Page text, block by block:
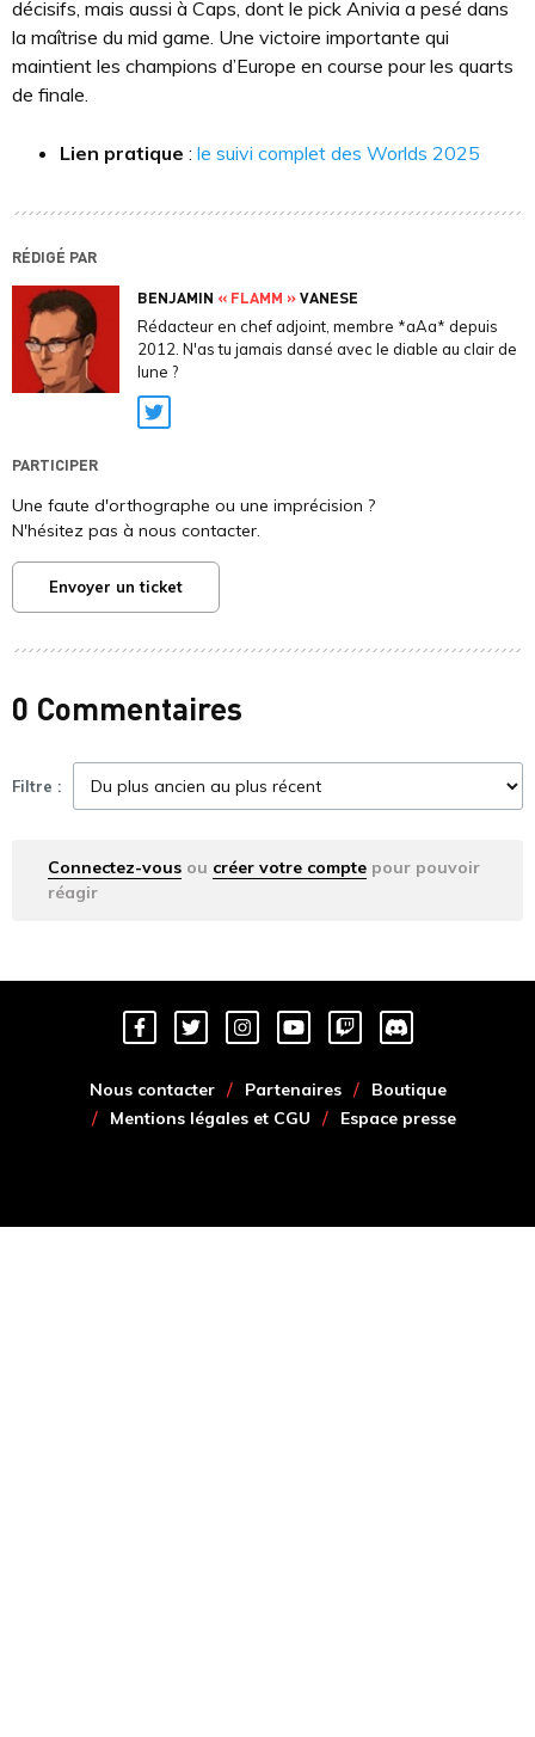
décisifs, mais aussi à Caps, dont le pick Anivia a pesé dans
la maîtrise du mid game. Une victoire importante qui
maintient les champions d’Europe en course pour les quarts
de finale.
Lien pratique : le suivi complet des Worlds 2025
RÉDIGÉ PAR
BENJAMIN « FLAMM »VANESE
Rédacteur en chef adjoint, membre *aAa* depuis
2012. N'as tu jamais dansé avec le diable au clair de
lune ?
Twitter
PARTICIPER
Une faute d'orthographe ou une imprécision ?
N'hésitez pas à nous contacter.
Envoyer un ticket
0 Commentaires
Filtre :
Connectez-vous ou créer votre compte pour pouvoir
réagir
Nous contacter Partenaires
Boutique
Mentions légales et CGU
Espace presse